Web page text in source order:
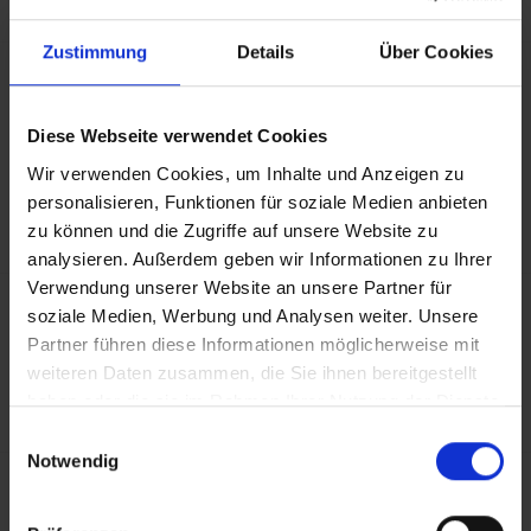
Zustimmung Details Über Cookies
Diese Webseite verwendet Cookies
Wir verwenden Cookies, um Inhalte und Anzeigen zu
personalisieren, Funktionen für soziale Medien anbieten
zu können und die Zugriffe auf unsere Website zu
analysieren. Außerdem geben wir Informationen zu Ihrer
Verwendung unserer Website an unsere Partner für
soziale Medien, Werbung und Analysen weiter. Unsere
Partner führen diese Informationen möglicherweise mit
weiteren Daten zusammen, die Sie ihnen bereitgestellt
haben oder die sie im Rahmen Ihrer Nutzung der Dienste
Notwendig
eingeschränkter Mobilität geeignet. Bezüglich
genauerer Informationen im Hinblick auf Ihre
Bedürfnisse wenden Sie sich bitte an unser Service-
Center.
Allgemeine Hoteldaten
Hotelort: Didim
Kategorie der Unterkunft: 5
Landeskategorie: 5
Flughafen bei einigen Fluggesellschaften kostenpflichtig